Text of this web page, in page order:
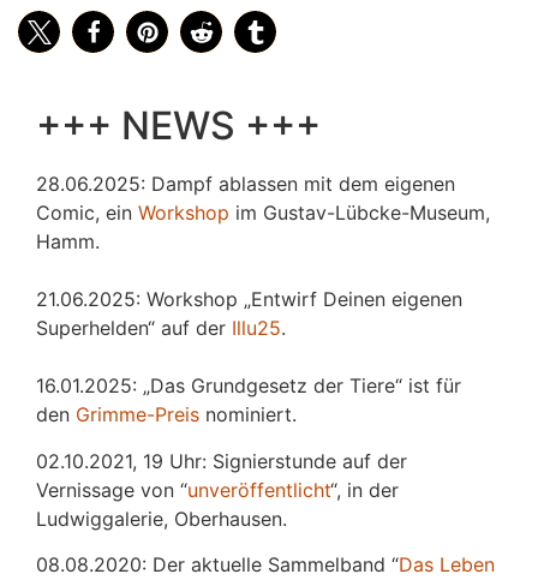
+++ NEWS +++
28.06.2025: Dampf ablassen mit dem eigenen
Comic, ein Workshop im Gustav-Lübcke-Museum,
Hamm.
21.06.2025: Workshop „Entwirf Deinen eigenen
Superhelden“ auf der Illu25.
16.01.2025: „Das Grundgesetz der Tiere“ ist für
den Grimme-Preis nominiert.
02.10.2021, 19 Uhr: Signierstunde auf der
Vernissage von “unveröffentlicht“, in der
Ludwiggalerie, Oberhausen.
08.08.2020: Der aktuelle Sammelband “Das Leben